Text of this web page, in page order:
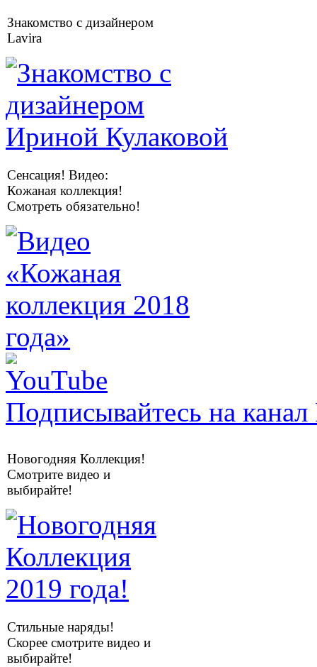
Знакомство с дизайнером
Lavira
Сенсация! Видео:
Кожаная коллекция!
Смотреть обязательно!
Подписывайтесь на
Новогодняя Коллекция!
Смотрите видео и
выбирайте!
Стильные наряды!
Скорее смотрите видео и
выбирайте!